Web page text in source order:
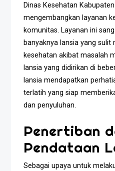
Dinas Kesehatan
mengembangkan layanan
komunitas. Layanan ini
banyaknya lansia yang sulit
kesehatan akibat masalah
lansia yang didirikan di
lansia mendapatkan
terlatih yang siap
dan penyuluhan.
Penertiban
Pendataan
Sebagai upaya untuk